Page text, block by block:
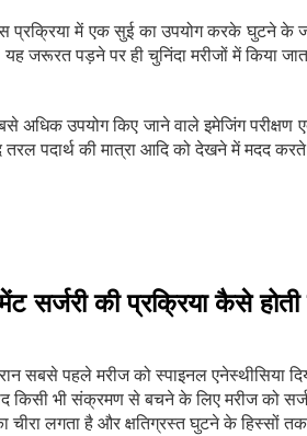
प्रक्रिया में एक सुई का उपयोग करके घुटने के
जरूरत पड़ने पर ही चुनिंदा मरीजों में किया
अधिक उपयोग किए जाने वाले इमेजिंग
तरल पदार्थ की मात्रा आदि को देखने में मदद
सर्जरी की प्रक्रिया कैसे
सबसे पहले मरीज को स्पाइनल एनेस्थीसिया
किसी भी संक्रमण से बचने के लिए मरीज को
लगता है और क्षतिग्रस्त घुटने के हिस्सों